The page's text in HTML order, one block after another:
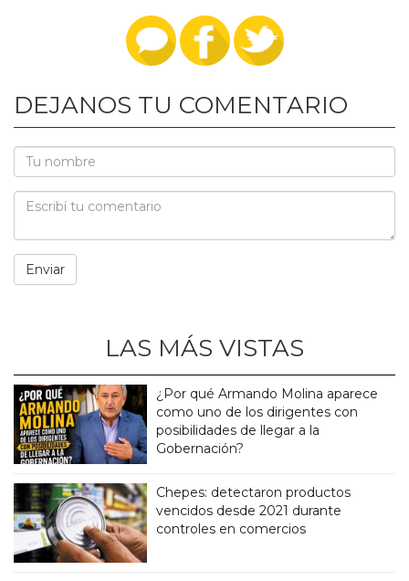
DEJANOS TU COMENTARIO
LAS MÁS VISTAS
¿Por qué Armando Molina aparece
como uno de los dirigentes con
posibilidades de llegar a la
Gobernación?
Chepes: detectaron productos
vencidos desde 2021 durante
controles en comercios